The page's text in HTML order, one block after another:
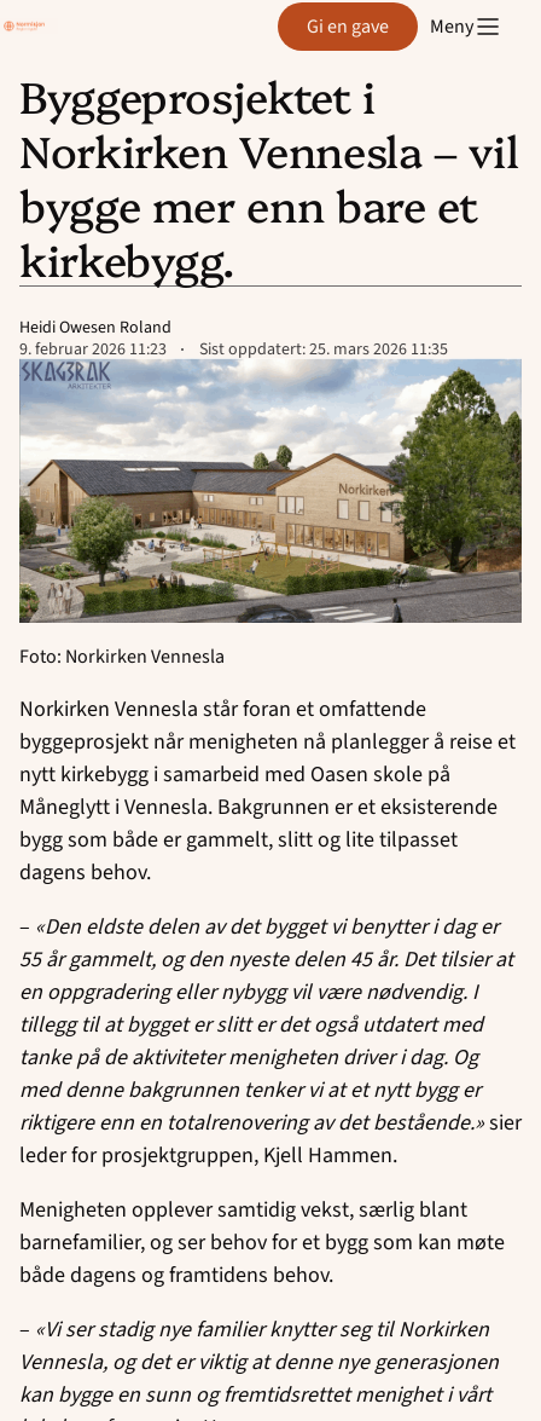
Hopp
til
innhold
Agder Gi en gave Meny
Byggeprosjektet i
Norkirken Vennesla – vil
bygge mer enn bare et
kirkebygg.
Heidi Owesen Roland
Lagt
ut
på
9. februar 2026 11:23 Sist oppdatert:25. mars 2026 11:35
Foto: Norkirken Vennesla
Norkirken Vennesla står foran et omfattende
byggeprosjekt når menigheten nå planlegger å reise et
nytt kirkebygg i samarbeid med Oasen skole på
Måneglytt i Vennesla. Bakgrunnen er et eksisterende
bygg som både er gammelt, slitt og lite tilpasset
dagens behov.
– «Den eldste delen av det bygget vi benytter i dag er
55 år gammelt, og den nyeste delen 45 år. Det tilsier at
en oppgradering eller nybygg vil være nødvendig. I
tillegg til at bygget er slitt er det også utdatert med
tanke på de aktiviteter menigheten driver i dag. Og
med denne bakgrunnen tenker vi at et nytt bygg er
riktigere enn en totalrenovering av det bestående.»sier
leder for prosjektgruppen, Kjell Hammen.
Menigheten opplever samtidig vekst, særlig blant
barnefamilier, og ser behov for et bygg som kan møte
både dagens og framtidens behov.
– «Vi ser stadig nye familier knytter seg til Norkirken
Vennesla, og det er viktig at denne nye generasjonen
kan bygge en sunn og fremtidsrettet menighet i vårt